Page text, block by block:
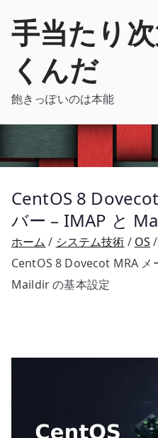
手当たり
くんだ
飽きっぽいのは本能
CentOS 8
バー – IMAP と
ホーム システム技術 OS
CentOS 8 Dovecot MRA メ
Maildir の基本設定